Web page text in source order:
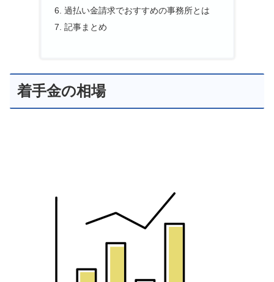
過払い金請求でおすすめの事務所とは
記事まとめ
着手金の相場